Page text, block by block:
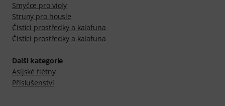
Smyčce pro violy
Struny pro housle
Čistící prostředky a kalafuna
Čistící prostředky a kalafuna
Další kategorie
Asijské flétny
Příslušenství